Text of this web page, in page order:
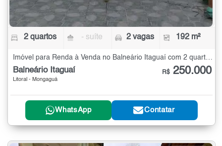
2 quartos - suíte 2 vagas 192 m²
Balneário Itaguaí
Litoral - Mongaguá
R$ 250.000
WhatsApp Contatar